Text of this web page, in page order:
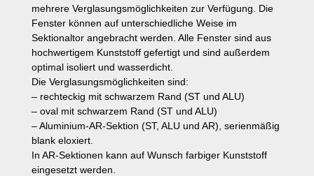
mehrere Verglasungsmöglichkeiten zur Verfügung. Die
Fenster können auf unterschiedliche Weise im
Sektionaltor angebracht werden. Alle Fenster sind aus
hochwertigem Kunststoff gefertigt und sind außerdem
optimal isoliert und wasserdicht.
Die Verglasungsmöglichkeiten sind:
– rechteckig mit schwarzem Rand (ST und ALU)
– oval mit schwarzem Rand (ST und ALU)
– Aluminium-AR-Sektion (ST, ALU und AR), serienmäßig
blank eloxiert.
In AR-Sektionen kann auf Wunsch farbiger Kunststoff
eingesetzt werden.